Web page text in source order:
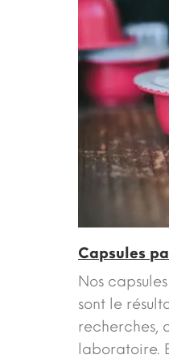
Capsules
Nos
sont le
recherches,
laboratoire.